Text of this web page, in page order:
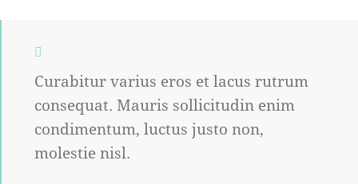
Curabitur varius eros et lacus rutrum
consequat. Mauris sollicitudin enim
condimentum, luctus justo non,
molestie nisl.